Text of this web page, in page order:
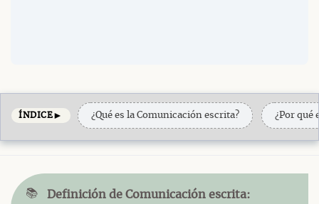
ÍNDICE► ¿Qué es la Comunicación escrita? ¿Por qué
📚 Definición de Comunicación escrita: